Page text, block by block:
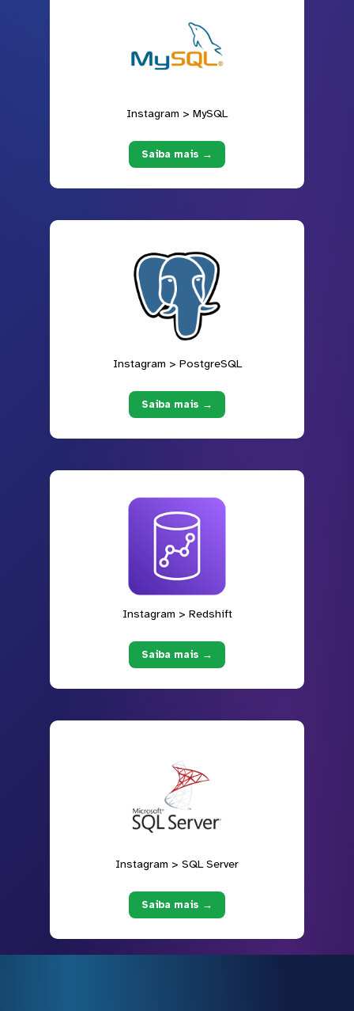
Instagram > MySQL
Saiba mais →
Instagram > PostgreSQL
Saiba mais →
Instagram > Redshift
Saiba mais →
Instagram > SQL Server
Saiba mais →